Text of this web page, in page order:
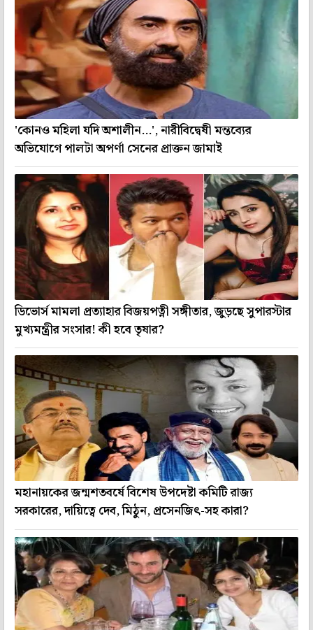
'কোনও মহিলা যদি অশালীন...', নারীবিদ্বেষী মন্তব্যের
অভিযোগে পালটা অপর্ণা সেনের প্রাক্তন জামাই
ডিভোর্স মামলা প্রত্যাহার বিজয়পত্নী সঙ্গীতার, জুড়ছে সুপারস্টার
মুখ্যমন্ত্রীর সংসার! কী হবে তৃষার?
মহানায়কের জন্মশতবর্ষে বিশেষ উপদেষ্টা কমিটি রাজ্য
সরকারের, দায়িত্বে দেব, মিঠুন, প্রসেনজিৎ-সহ কারা?